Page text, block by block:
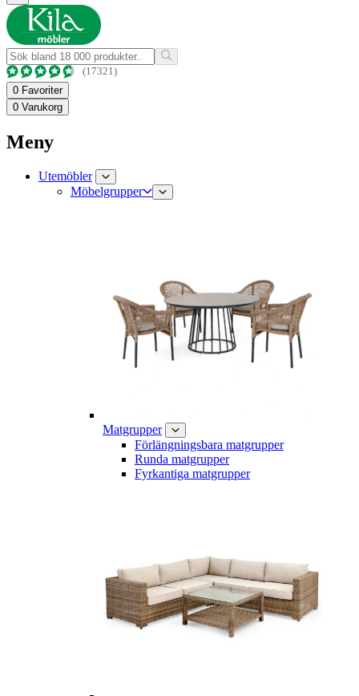
(17321)
0 Favoriter
0 Varukorg
Meny
Utemöbler
Möbelgrupper
Matgrupper
Förlängningsbara matgrupper
Runda matgrupper
Fyrkantiga matgrupper